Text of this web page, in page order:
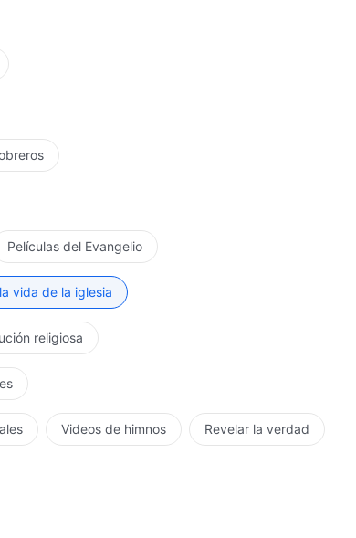
Películas del Evangelio
vida de la iglesia
religiosa
Videos de himnos Revelar la verdad